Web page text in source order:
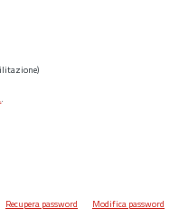
.
Recupera password Modifica password